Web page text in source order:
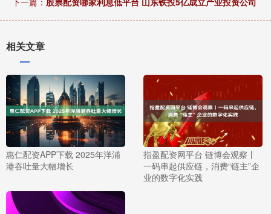
相关文章
惠仁配资APP下载 2025年洋浦
港吞吐量大幅增长
指盈配资网平台 链博会观察丨
一码串起供应链，消费“链主”企
业的数字化实践